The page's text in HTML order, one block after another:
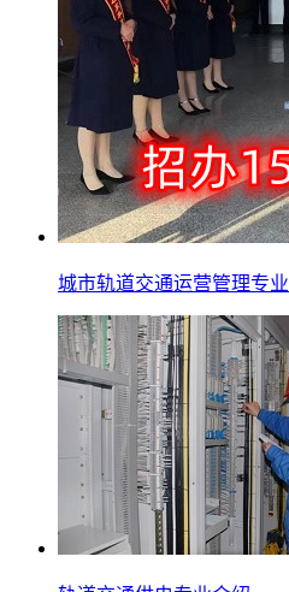
城市轨道交通运营管理专业